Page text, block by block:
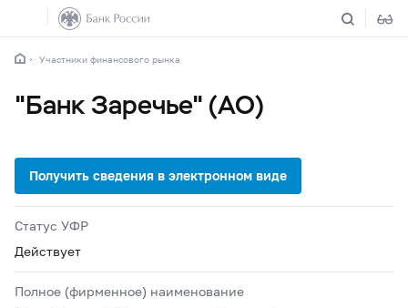
Участники финансового рынка
"Банк Заречье" (АО)
Статус УФР
Действует
Полное (фирменное) наименование